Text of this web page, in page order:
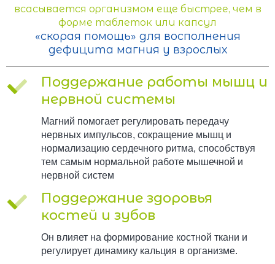
всасывается организмом еще быстрее, чем в
форме таблеток или капсул
«скорая помощь» для восполнения
дефицита магния у взрослых
Поддержание работы мышц и
нервной системы
Магний помогает регулировать передачу
нервных импульсов, сокращение мышц и
нормализацию сердечного ритма, способствуя
тем самым нормальной работе мышечной и
нервной систем
Поддержание здоровья
костей и зубов
Он влияет на формирование костной ткани и
регулирует динамику кальция в организме.